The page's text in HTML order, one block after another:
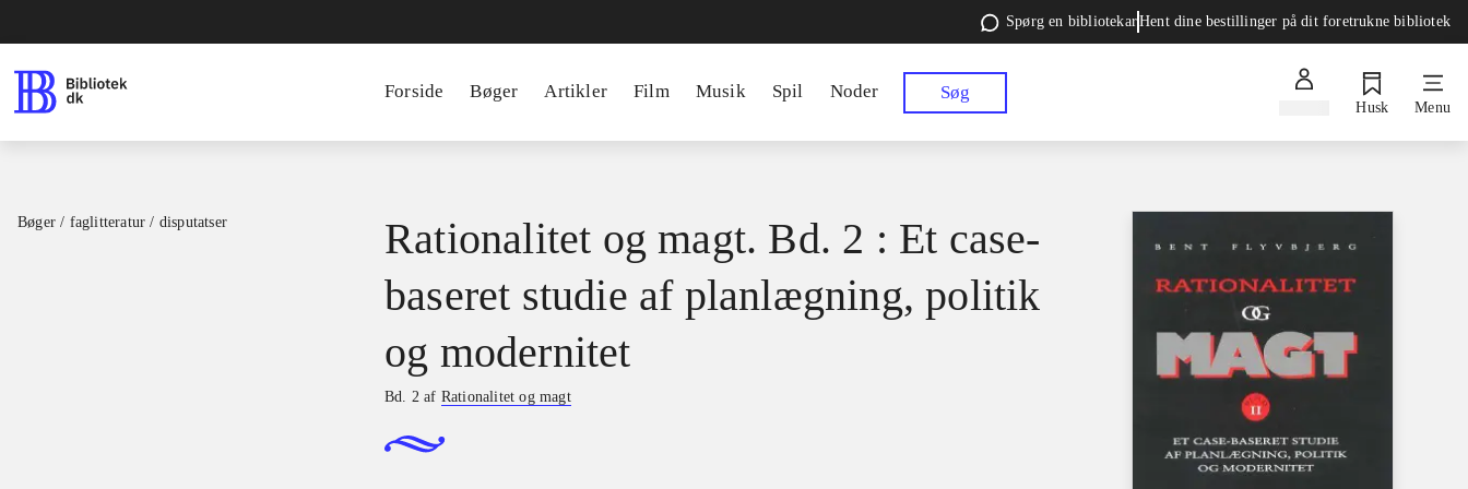
Spørg en bibliotekarHent dine bestillinger på dit foretrukne bibliotek
Forside Bøger Artikler Film Musik Spil Noder Søg
Husk Menu
Bøger / faglitteratur / disputatser
Rationalitet og magt. Bd. 2 : Et case-
baseret studie af planlægning, politik
og modernitet
Bd. 2 af Rationalitet og magt